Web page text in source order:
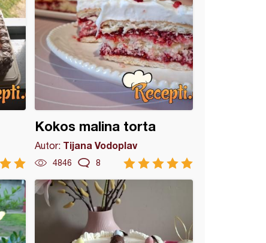
Kokos malina torta
Autor: Tijana Vodoplav
4846 8